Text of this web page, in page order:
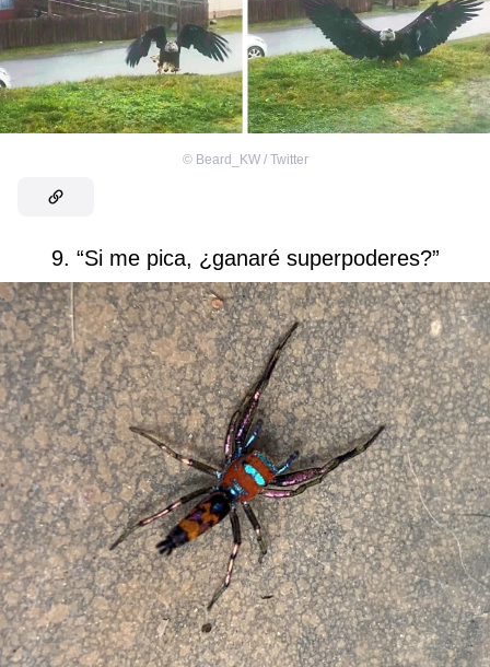
© Beard_KW / Twitter
9. “Si me pica, ¿ganaré superpoderes?”